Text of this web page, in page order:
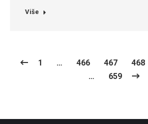
Više
1 … 466 467 468
…
659